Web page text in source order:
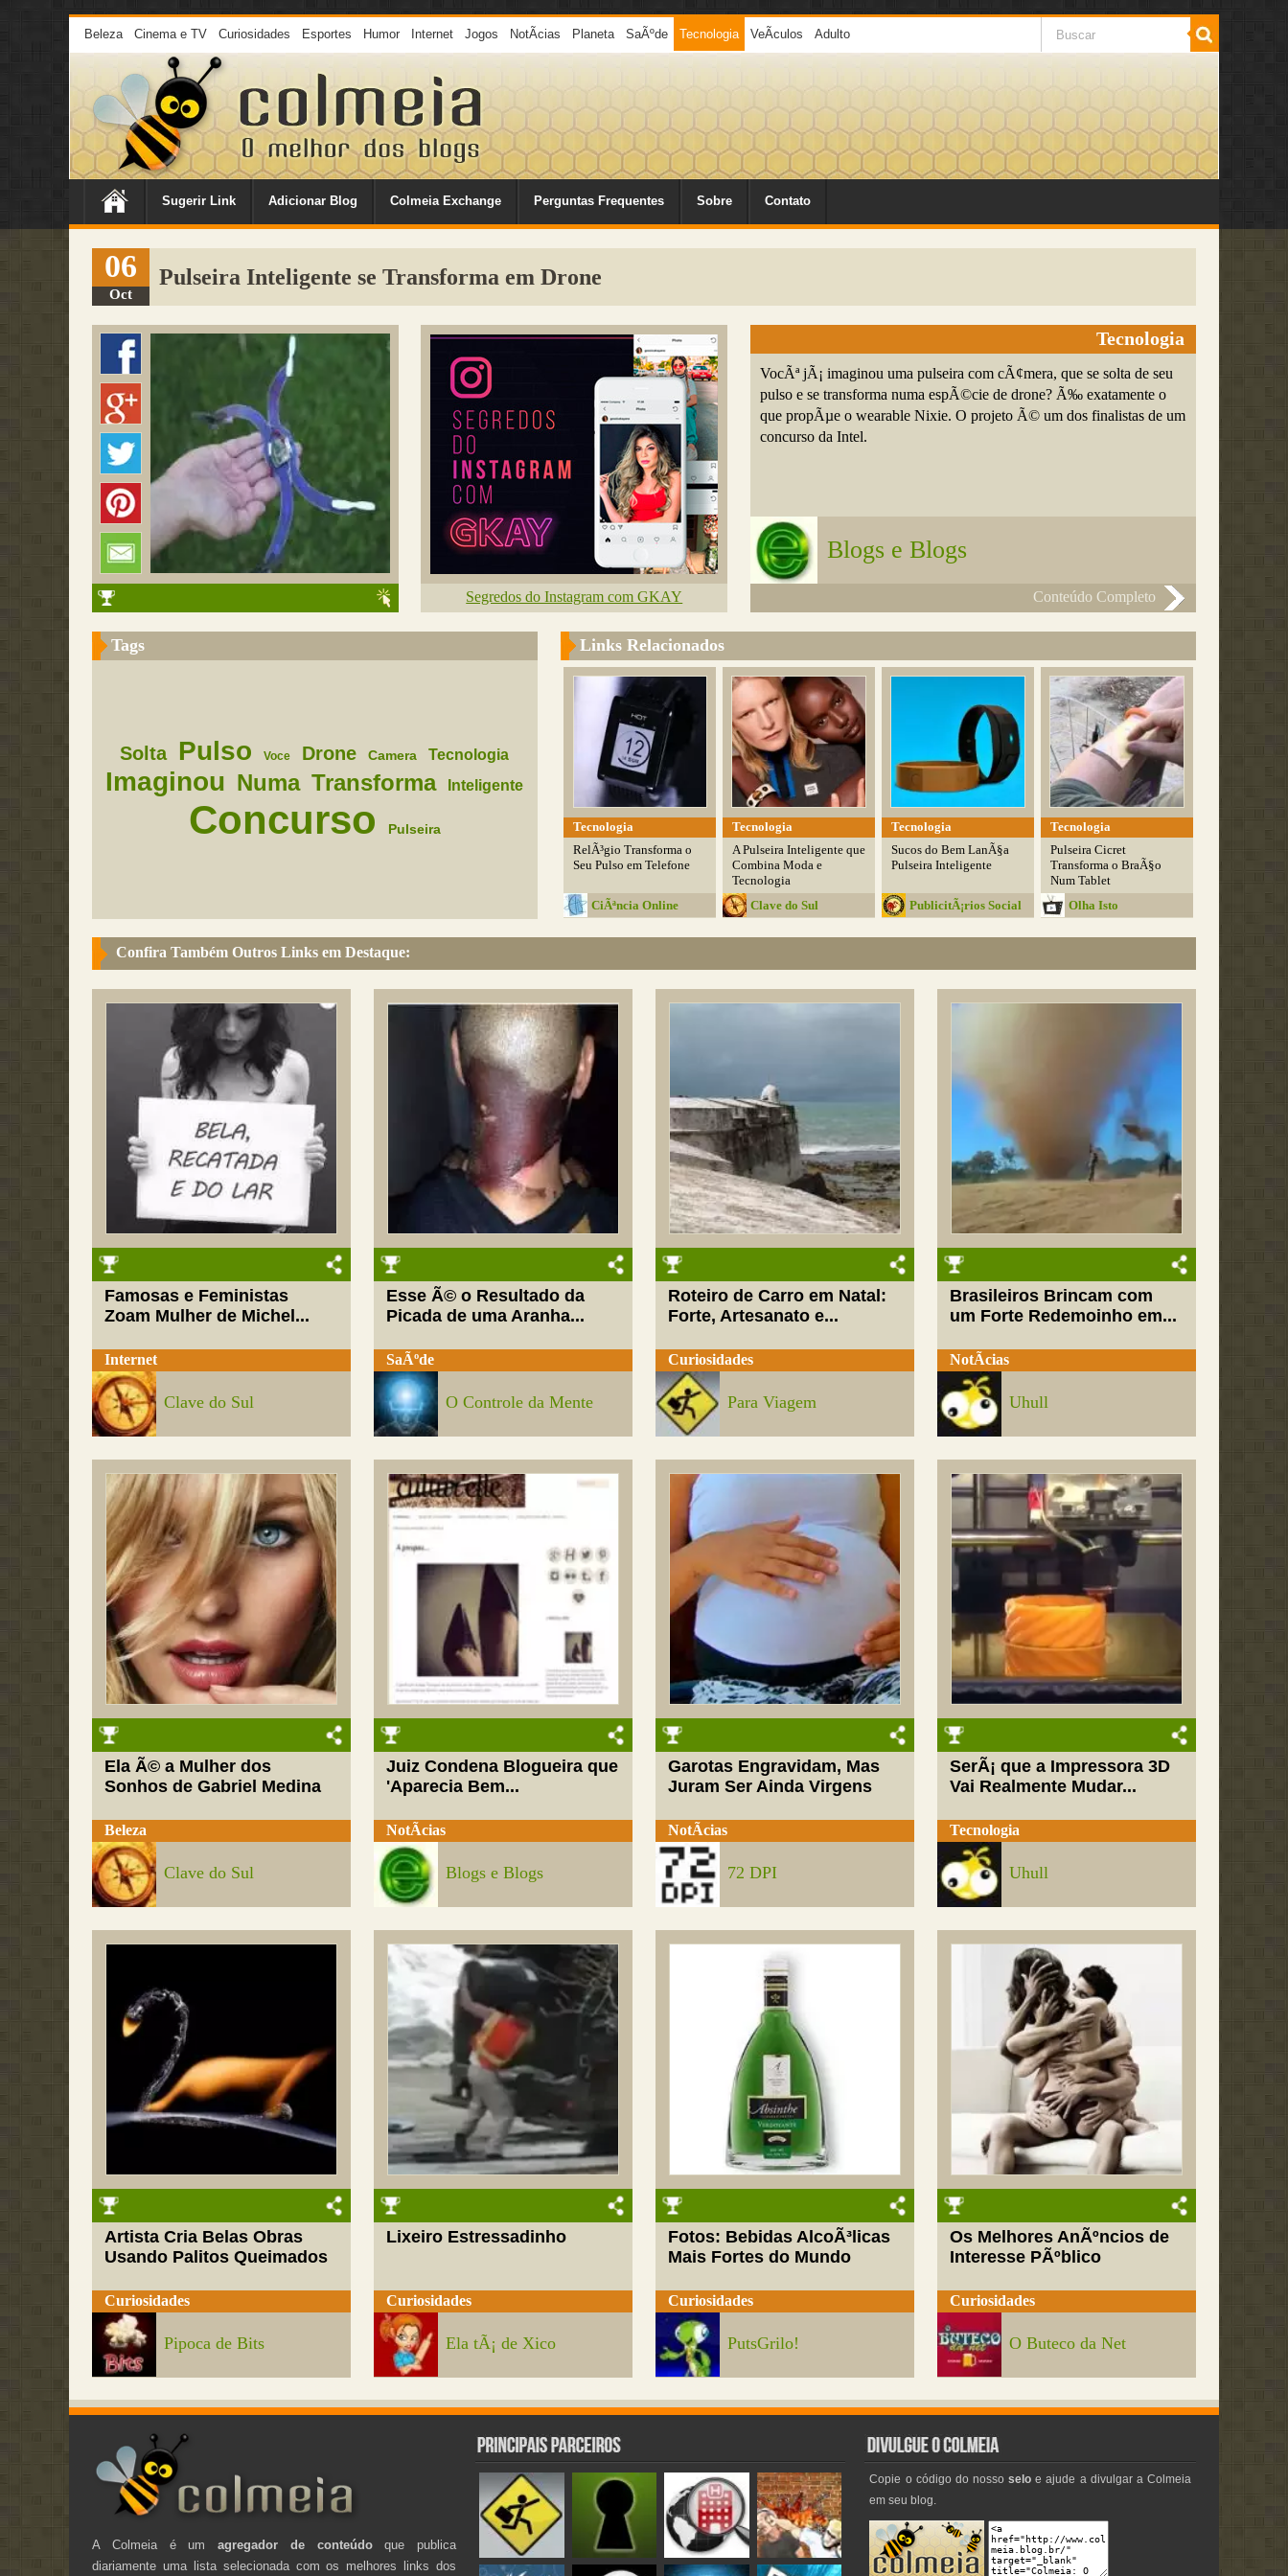
Beleza Cinema e TV Curiosidades Esportes Humor Internet Jogos NotÃ­cias Planeta SaÃºde Tecnologia VeÃ­culos Adulto
Sugerir Link Adicionar Blog Colmeia Exchange Perguntas Frequentes Sobre Contato
06
Oct
Pulseira Inteligente se Transforma em Drone
Segredos do Instagram com GKAY
Tecnologia
VocÃª jÃ¡ imaginou uma pulseira com cÃ¢mera, que se solta de seu
pulso e se transforma numa espÃ©cie de drone? Ã‰ exatamente o
que propÃµe o wearable Nixie. O projeto Ã© um dos finalistas de um
concurso da Intel.
Blogs e Blogs
Conteúdo Completo
Tags
Solta Pulso Voce Drone Camera Tecnologia
Imaginou Numa Transforma Inteligente
Concurso Pulseira
Links Relacionados
Tecnologia
RelÃ³gio Transforma o
Seu Pulso em Telefone
CiÃªncia Online
Tecnologia
A Pulseira Inteligente que
Combina Moda e
Tecnologia
Clave do Sul
Tecnologia
Sucos do Bem LanÃ§a
Pulseira Inteligente
PublicitÃ¡rios Social
Tecnologia
Pulseira Cicret
Transforma o BraÃ§o
Num Tablet
Olha Isto
Confira Também Outros Links em Destaque:
Famosas e Feministas
Zoam Mulher de Michel...
Internet
Clave do Sul
Esse Ã© o Resultado da
Picada de uma Aranha...
SaÃºde
O Controle da Mente
Roteiro de Carro em Natal:
Forte, Artesanato e...
Curiosidades
Para Viagem
Brasileiros Brincam com
um Forte Redemoinho em...
NotÃ­cias
Uhull
Ela Ã© a Mulher dos
Sonhos de Gabriel Medina
Beleza
Clave do Sul
Juiz Condena Blogueira que
'Aparecia Bem...
NotÃ­cias
Blogs e Blogs
Garotas Engravidam, Mas
Juram Ser Ainda Virgens
NotÃ­cias
72 DPI
SerÃ¡ que a Impressora 3D
Vai Realmente Mudar...
Tecnologia
Uhull
Artista Cria Belas Obras
Usando Palitos Queimados
Curiosidades
Pipoca de Bits
Lixeiro Estressadinho
Curiosidades
Ela tÃ¡ de Xico
Fotos: Bebidas AlcoÃ³licas
Mais Fortes do Mundo
Curiosidades
PutsGrilo!
Os Melhores AnÃºncios de
Interesse PÃºblico
Curiosidades
O Buteco da Net
A Colmeia é umagregador de conteúdoque publica
diariamente uma lista selecionada com os melhores links dos
Copie o código do nossoselo e ajude a divulgar a Colmeia
em seu blog.